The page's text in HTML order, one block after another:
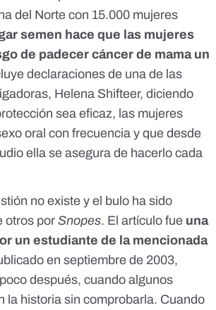
del Norte con 15.000 mujeres
semen hace que las mujeres
de padecer cáncer de mama un
declaraciones de una de las
Helena Shifteer, diciendo
sea eficaz, las mujeres
oral con frecuencia y que desde
ella se asegura de hacerlo cada
no existe y el bulo ha sido
otros por Snopes. El artículo fue una
un estudiante de la mencionada
en septiembre de 2003,
después, cuando algunos
la historia sin comprobarla. Cuando